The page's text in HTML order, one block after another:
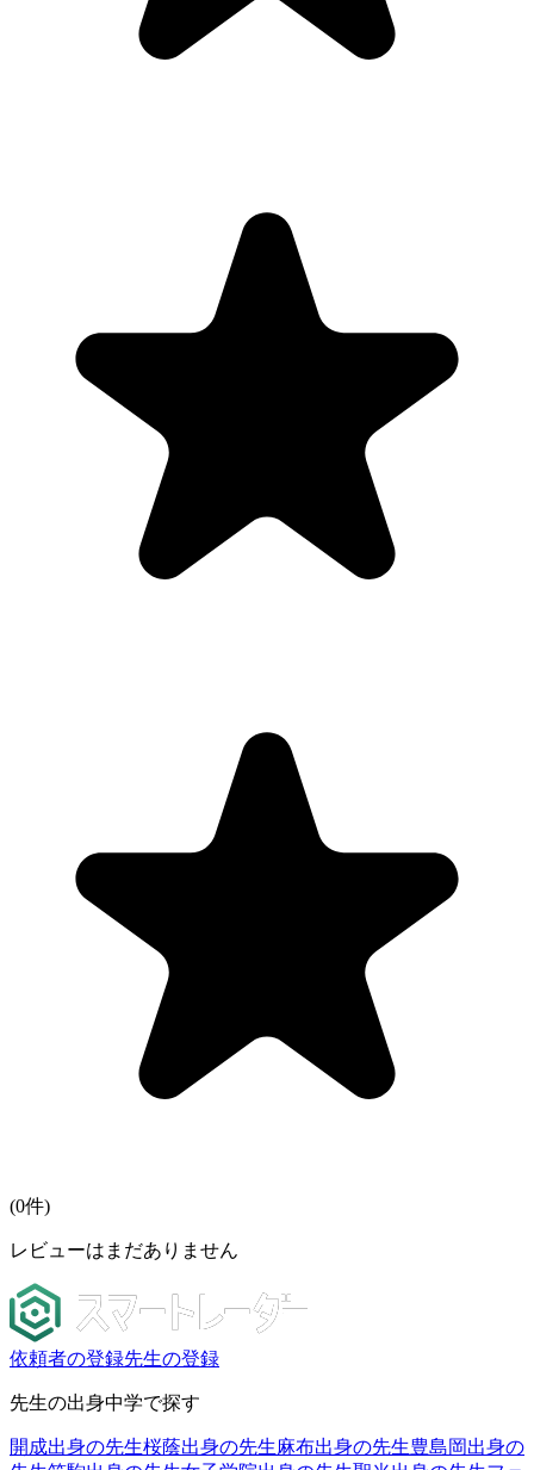
(0件)
レビューはまだありません
依頼者の登録先生の登録
先生の出身中学で探す
開成出身の先生桜蔭出身の先生麻布出身の先生豊島岡出身の